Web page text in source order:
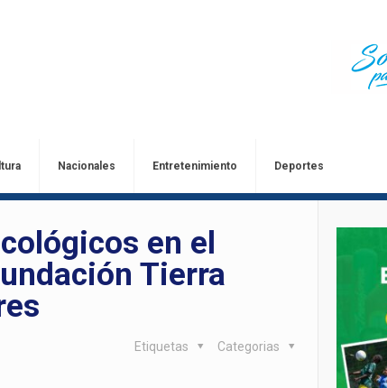
Nacionales Entretenimiento Deportes
en el
Tierra
Categorias
Etiquetas